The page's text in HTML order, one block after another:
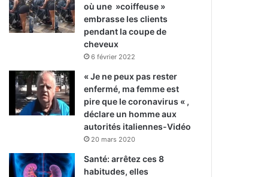
où une »coiffeuse »
embrasse les clients
pendant la coupe de
cheveux
6 février 2022
« Je ne peux pas rester
enfermé, ma femme est
pire que le coronavirus « ,
déclare un homme aux
autorités italiennes-Vidéo
20 mars 2020
Santé: arrêtez ces 8
habitudes, elles